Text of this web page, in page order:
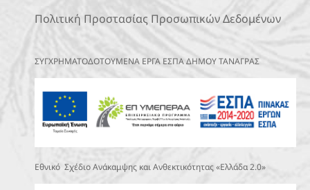
Πολιτική Προστασίας Προσωπικών Δεδομένων
ΣΥΓΧΡΗΜΑΤΟΔΟΤΟΥΜΕΝΑ ΕΡΓΑ ΕΣΠΑ ΔΗΜΟΥ ΤΑΝΑΓΡΑΣ
Εθνικό Σχέδιο Ανάκαμψης και Ανθεκτικότητας «Ελλάδα 2.0»